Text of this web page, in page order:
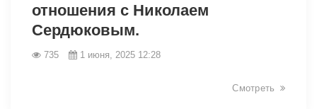
отношения с Николаем
Сердюковым.
735 1 июня, 2025 12:28
Смотреть